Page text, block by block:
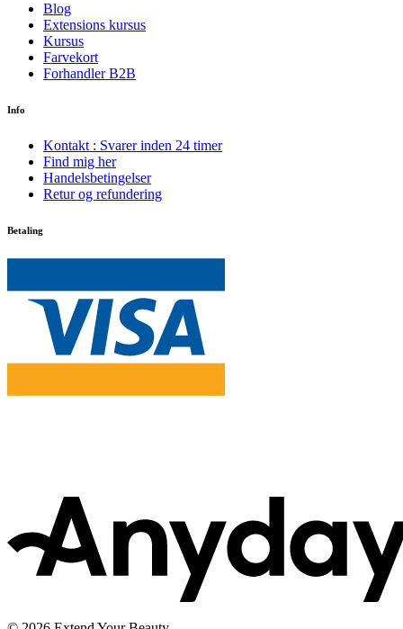
Blog
Extensions kursus
Kursus
Farvekort
Forhandler B2B
Info
Kontakt : Svarer inden 24 timer
Find mig her
Handelsbetingelser
Retur og refundering
Betaling